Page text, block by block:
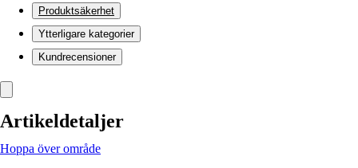
Produktsäkerhet
Ytterligare kategorier
Kundrecensioner
Artikeldetaljer
Hoppa över område